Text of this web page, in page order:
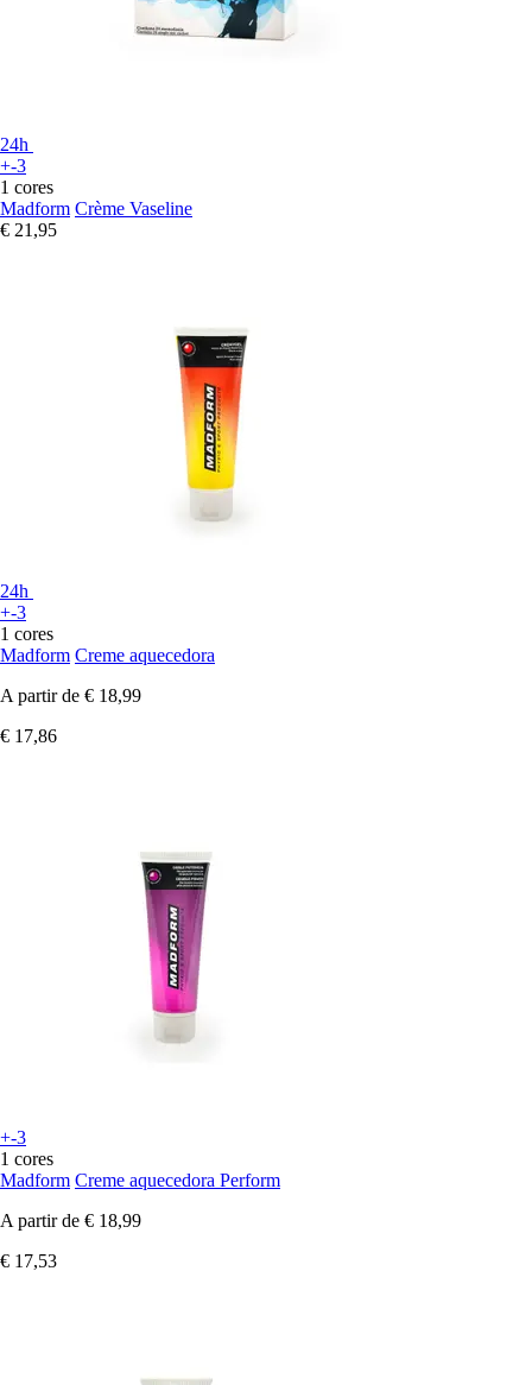
24h
+-3
1 cores
Madform Crème Vaseline
€ 21,95
24h
+-3
1 cores
Madform Creme aquecedora
A partir de € 18,99
€ 17,86
+-3
1 cores
Madform Creme aquecedora Perform
A partir de € 18,99
€ 17,53